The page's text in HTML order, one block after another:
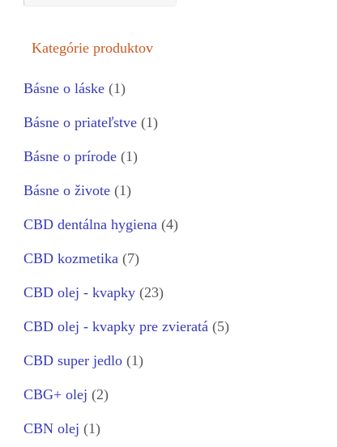
Kategórie produktov
Básne o láske (1)
Básne o priateľstve (1)
Básne o prírode (1)
Básne o živote (1)
CBD dentálna hygiena (4)
CBD kozmetika (7)
CBD olej - kvapky (23)
CBD olej - kvapky pre zvieratá (5)
CBD super jedlo (1)
CBG+ olej (2)
CBN olej (1)